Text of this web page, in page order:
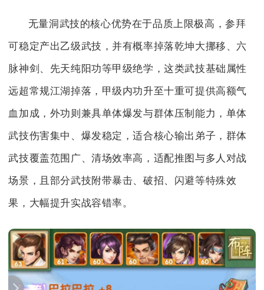
无量洞武技的核心优势在于品质上限极高，参拜
可稳定产出乙级武技，并有概率掉落乾坤大挪移、六
脉神剑、先天纯阳功等甲级绝学，这类武技基础属性
远超常规江湖掉落，甲级内功升至十重可提供高额气
血加成，外功则兼具单体爆发与群体压制能力，单体
武技伤害集中、爆发稳定，适合核心输出弟子，群体
武技覆盖范围广、清场效率高，适配推图与多人对战
场景，且部分武技附带暴击、破招、闪避等特殊效
果，大幅提升实战容错率。